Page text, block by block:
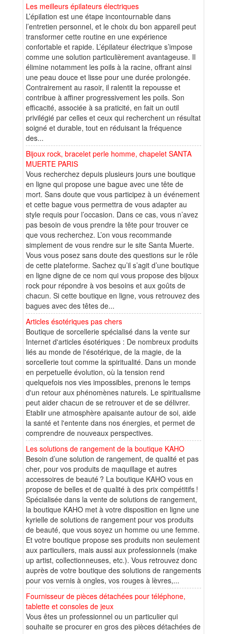
Les meilleurs épilateurs électriques
L’épilation est une étape incontournable dans
l’entretien personnel, et le choix du bon appareil peut
transformer cette routine en une expérience
confortable et rapide. L’épilateur électrique s’impose
comme une solution particulièrement avantageuse. Il
élimine notamment les poils à la racine, offrant ainsi
une peau douce et lisse pour une durée prolongée.
Contrairement au rasoir, il ralentit la repousse et
contribue à affiner progressivement les poils. Son
efficacité, associée à sa praticité, en fait un outil
privilégié par celles et ceux qui recherchent un résultat
soigné et durable, tout en réduisant la fréquence
des...
Bijoux rock, bracelet perle homme, chapelet SANTA
MUERTE PARIS
Vous recherchez depuis plusieurs jours une boutique
en ligne qui propose une bague avec une tête de
mort. Sans doute que vous participez à un événement
et cette bague vous permettra de vous adapter au
style requis pour l’occasion. Dans ce cas, vous n’avez
pas besoin de vous prendre la tête pour trouver ce
que vous recherchez. L’on vous recommande
simplement de vous rendre sur le site Santa Muerte.
Vous vous posez sans doute des questions sur le rôle
de cette plateforme. Sachez qu’il s’agit d’une boutique
en ligne digne de ce nom qui vous propose des bijoux
rock pour répondre à vos besoins et aux goûts de
chacun. Si cette boutique en ligne, vous retrouvez des
bagues avec des têtes de...
Articles ésotériques pas chers
Boutique de sorcellerie spécialisé dans la vente sur
Internet d'articles ésotériques : De nombreux produits
liés au monde de l'ésotérique, de la magie, de la
sorcellerie tout comme la spiritualité. Dans un monde
en perpetuelle évolution, où la tension rend
quelquefois nos vies impossibles, prenons le temps
d'un retour aux phénomènes naturels. Le spiritualisme
peut aider chacun de se retrouver et de se délivrer.
Etablir une atmosphère apaisante autour de soi, aide
la santé et l'entente dans nos énergies, et permet de
comprendre de nouveaux perspectives.
Les solutions de rangement de la boutique KAHO
Besoin d’une solution de rangement, de qualité et pas
cher, pour vos produits de maquillage et autres
accessoires de beauté ? La boutique KAHO vous en
propose de belles et de qualité à des prix compétitifs !
Spécialisée dans la vente de solutions de rangement,
la boutique KAHO met à votre disposition en ligne une
kyrielle de solutions de rangement pour vos produits
de beauté, que vous soyez un homme ou une femme.
Et votre boutique propose ses produits non seulement
aux particuliers, mais aussi aux professionnels (make
up artist, collectionneuses, etc.). Vous retrouvez donc
auprès de votre boutique des solutions de rangements
pour vos vernis à ongles, vos rouges à lèvres,...
Fournisseur de pièces détachées pour téléphone,
tablette et consoles de jeux
Vous êtes un professionnel ou un particulier qui
souhaite se procurer en gros des pièces détachées de